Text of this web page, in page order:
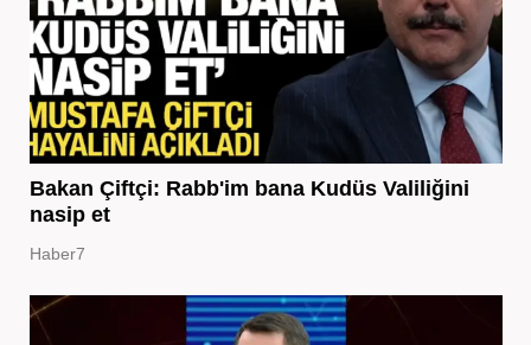
Bakan Çiftçi: Rabb'im bana Kudüs Valiliğini
nasip et
Haber7